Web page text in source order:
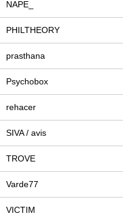
NAPE_
PHILTHEORY
prasthana
Psychobox
rehacer
SIVA / avis
TROVE
Varde77
VICTIM